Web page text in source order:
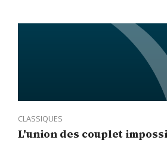
CLASSIQUES
L'union des couplet